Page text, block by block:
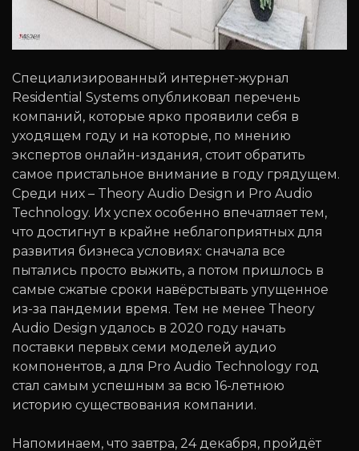
Специализированный интернет-журнал
Residential Systems опубликовал перечень
компаний, которые ярко проявили себя в
уходящем году и на которые, по мнению
экспертов онлайн-издания, стоит обратить
самое пристальное внимание в году грядущем.
Среди них – Theory Audio Design и Pro Audio
Technology. Их успех особенно впечатляет тем,
что достигнут в крайне неблагоприятных для
развития бизнеса условиях: сначала все
пытались просто выжить, а потом пришлось в
самые сжатые сроки навёрстывать упущенное
из-за пандемии время. Тем не менее Theory
Audio Design удалось в 2020 году начать
поставки первых семи моделей аудио
компонентов, а для Pro Audio Technology год
стал самым успешным за всю 16-летнюю
историю существования компании.
Напоминаем, что завтра, 24 декабря, пройдёт